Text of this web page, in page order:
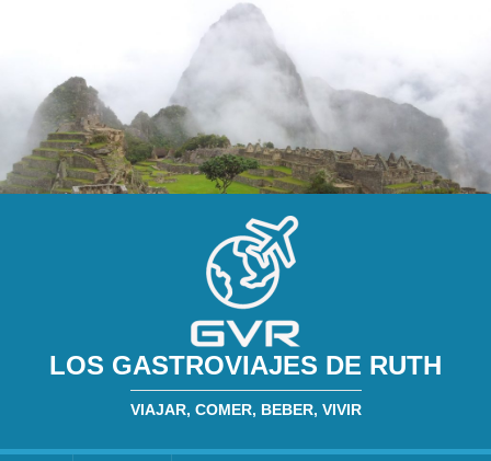
LOS GASTROVIAJES DE RUTH
VIAJAR, COMER, BEBER, VIVIR